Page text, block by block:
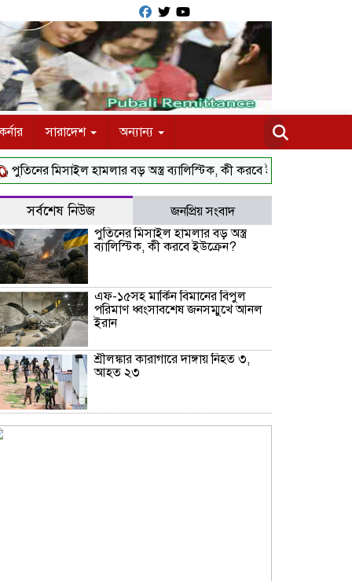
সারাদেশ অন্যান্য
মিসাইল হামলার বড় অস্ত্র ব্যালিস্টিক, কী করবে ইউক্রেন?
সর্বশেষ নিউজ
জনপ্রিয় সংবাদ
পুতিনের মিসাইল হামলার বড় অস্ত্র
ব্যালিস্টিক, কী করবে ইউক্রেন?
এফ-১৫সহ মার্কিন বিমানের বিপুল
পরিমাণ ধ্বংসাবশেষ জনসম্মুখে আনল
ইরান
শ্রীলঙ্কার কারাগারে দাঙ্গায় নিহত ৩,
আহত ২৩
রাশিয়ার তেল কিনলেই ১০০% শুল্ক,